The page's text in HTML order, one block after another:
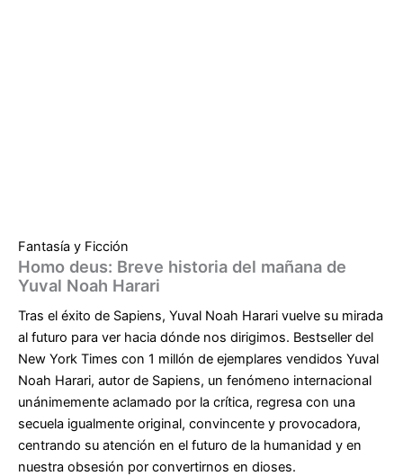
Fantasía y Ficción
Homo deus: Breve historia del mañana de
Yuval Noah Harari
Tras el éxito de Sapiens, Yuval Noah Harari vuelve su mirada
al futuro para ver hacia dónde nos dirigimos. Bestseller del
New York Times con 1 millón de ejemplares vendidos Yuval
Noah Harari, autor de Sapiens, un fenómeno internacional
unánimemente aclamado por la crítica, regresa con una
secuela igualmente original, convincente y provocadora,
centrando su atención en el futuro de la humanidad y en
nuestra obsesión por convertirnos en dioses.